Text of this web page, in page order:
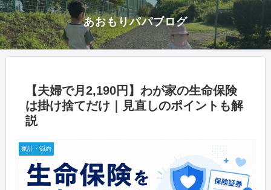
あおもりパパブログ
【夫婦で月2,190円】わが家の生命保険
は掛け捨てだけ｜見直しのポイントも解
説
家計・節約